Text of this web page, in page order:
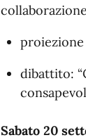
proiezione
dibattito:
Sabato 20